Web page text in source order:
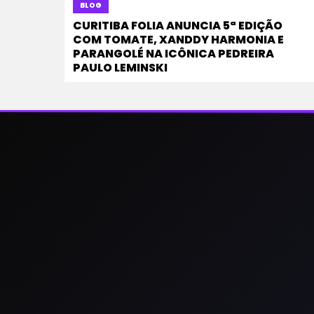
BLOG
CURITIBA FOLIA ANUNCIA 5ª EDIÇÃO
COM TOMATE, XANDDY HARMONIA E
PARANGOLÉ NA ICÔNICA PEDREIRA
PAULO LEMINSKI